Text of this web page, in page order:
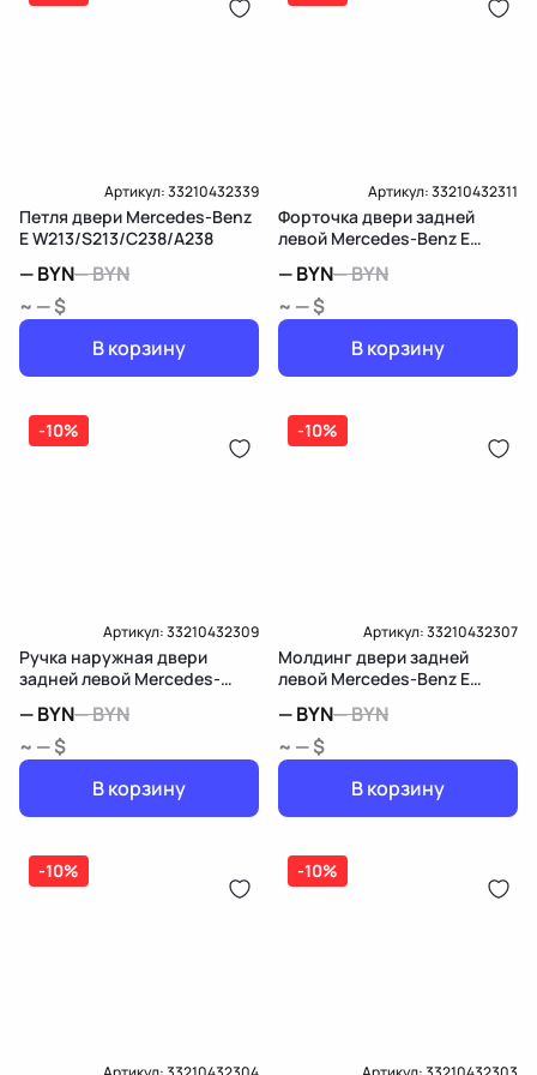
Артикул:33210432339
Петля двери Mercedes-Benz
E W213/S213/C238/A238
—BYN—BYN
~ — $
В корзину
Артикул:33210432311
Форточка двери задней
левой Mercedes-Benz E
—BYN—BYN
~ — $
В корзину
-10%
Артикул:33210432309
Ручка наружная двери
задней левой Mercedes-
—BYN—BYN
~ — $
В корзину
-10%
Артикул:33210432307
Молдинг двери задней
левой Mercedes-Benz E
—BYN—BYN
~ — $
В корзину
-10% -10%